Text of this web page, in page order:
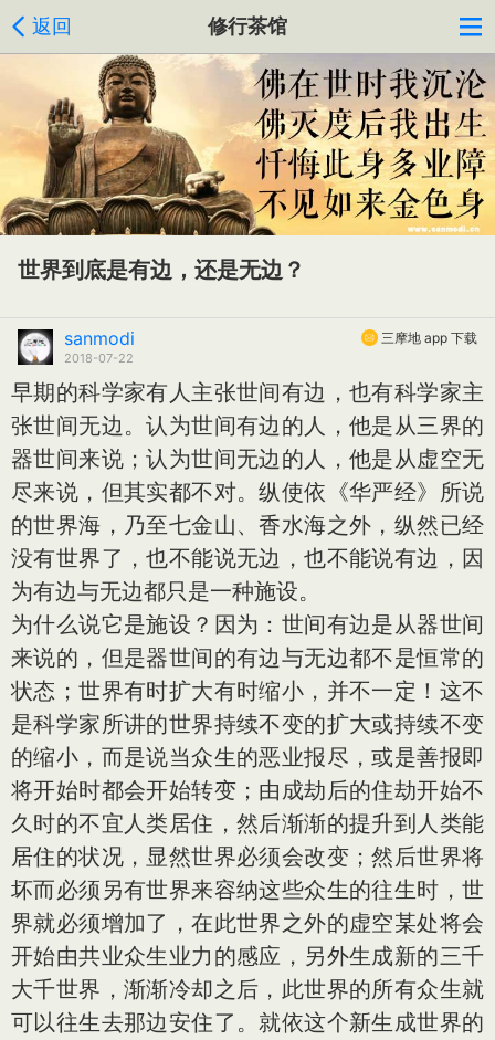
返回 修行茶馆
世界到底是有边，还是无边？
三摩地 app 下载
sanmodi
2018-07-22
早期的科学家有人主张世间有边，也有科学家主
张世间无边。认为世间有边的人，他是从三界的
器世间来说；认为世间无边的人，他是从虚空无
尽来说，但其实都不对。纵使依《华严经》所说
的世界海，乃至七金山、香水海之外，纵然已经
没有世界了，也不能说无边，也不能说有边，因
为有边与无边都只是一种施设。
为什么说它是施设？因为：世间有边是从器世间
来说的，但是器世间的有边与无边都不是恒常的
状态；世界有时扩大有时缩小，并不一定！这不
是科学家所讲的世界持续不变的扩大或持续不变
的缩小，而是说当众生的恶业报尽，或是善报即
将开始时都会开始转变；由成劫后的住劫开始不
久时的不宜人类居住，然后渐渐的提升到人类能
居住的状况，显然世界必须会改变；然后世界将
坏而必须另有世界来容纳这些众生的往生时，世
界就必须增加了，在此世界之外的虚空某处将会
开始由共业众生业力的感应，另外生成新的三千
大千世界，渐渐冷却之后，此世界的所有众生就
可以往生去那边安住了。就依这个新生成世界的